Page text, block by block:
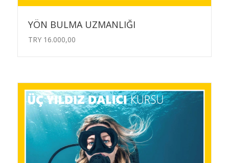
YÖN BULMA UZMANLIĞI
TRY 16.000,00